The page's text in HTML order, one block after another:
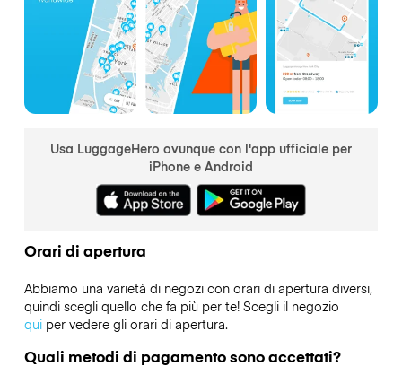
Usa LuggageHero ovunque con l'app ufficiale per
iPhone e Android
Orari di apertura
Abbiamo una varietà di negozi con orari di apertura diversi,
quindi scegli quello che fa più per te! Scegli il negozio
quiper vedere gli orari di apertura.
Quali metodi di pagamento sono accettati?